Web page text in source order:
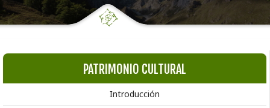
PATRIMONIO CULTURAL
Introducción